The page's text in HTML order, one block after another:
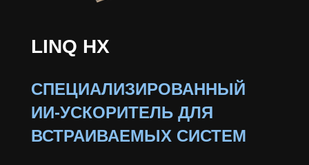
LINQ HX
СПЕЦИАЛИЗИРОВАННЫЙ
ИИ-УСКОРИТЕЛЬ ДЛЯ
ВСТРАИВАЕМЫХ СИСТЕМ